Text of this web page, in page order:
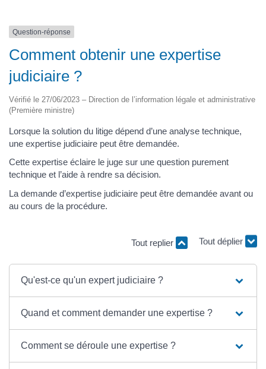
Question-réponse
Comment obtenir une expertise
judiciaire ?
Vérifié le 27/06/2023 – Direction de l’information légale et administrative
(Première ministre)
Lorsque la solution du litige dépend d’une analyse technique,
une expertise judiciaire peut être demandée.
Cette expertise éclaire le juge sur une question purement
technique et l’aide à rendre sa décision.
La demande d’expertise judiciaire peut être demandée avant ou
au cours de la procédure.
Tout replier
Tout déplier
Qu'est-ce qu'un expert judiciaire ?
Quand et comment demander une expertise ?
Comment se déroule une expertise ?